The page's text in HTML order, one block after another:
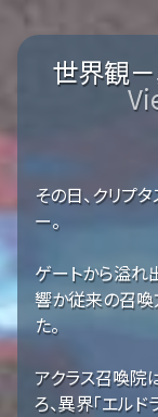
世界観－
その日、クリプ
ー。
ゲートから溢れ
響か従来の召喚
た。
アクラス召喚院
ろ、異界「エル